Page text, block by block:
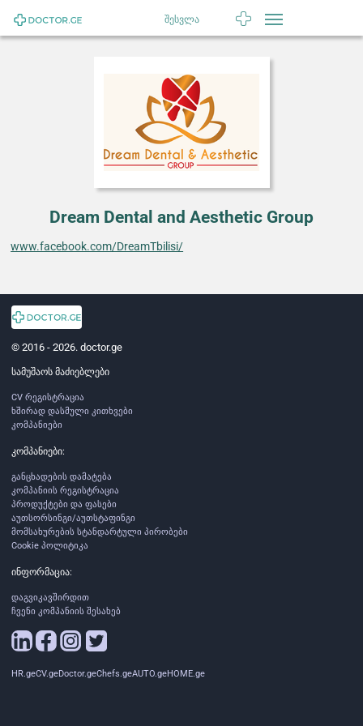
შესვლა
Dream Dental and Aesthetic Group
www.facebook.com/DreamTbilisi/
© 2016 - 2026. doctor.ge
სამუშაოს მაძიებლები
CV რეგისტრაცია
ხშირად დასმული კითხვები
კომპანიები
კომპანიები:
განცხადების დამატება
კომპანიის რეგისტრაცია
პროდუქტები და ფასები
აუთსორსინგი/აუთსტაფინგი
მომსახურების სტანდარტული პირობები
Cookie პოლიტიკა
ინფორმაცია:
დაგვიკავშირდით
ჩვენი კომპანიის შესახებ
HR.geCV.geDoctor.geChefs.geAUTO.geHOME.ge